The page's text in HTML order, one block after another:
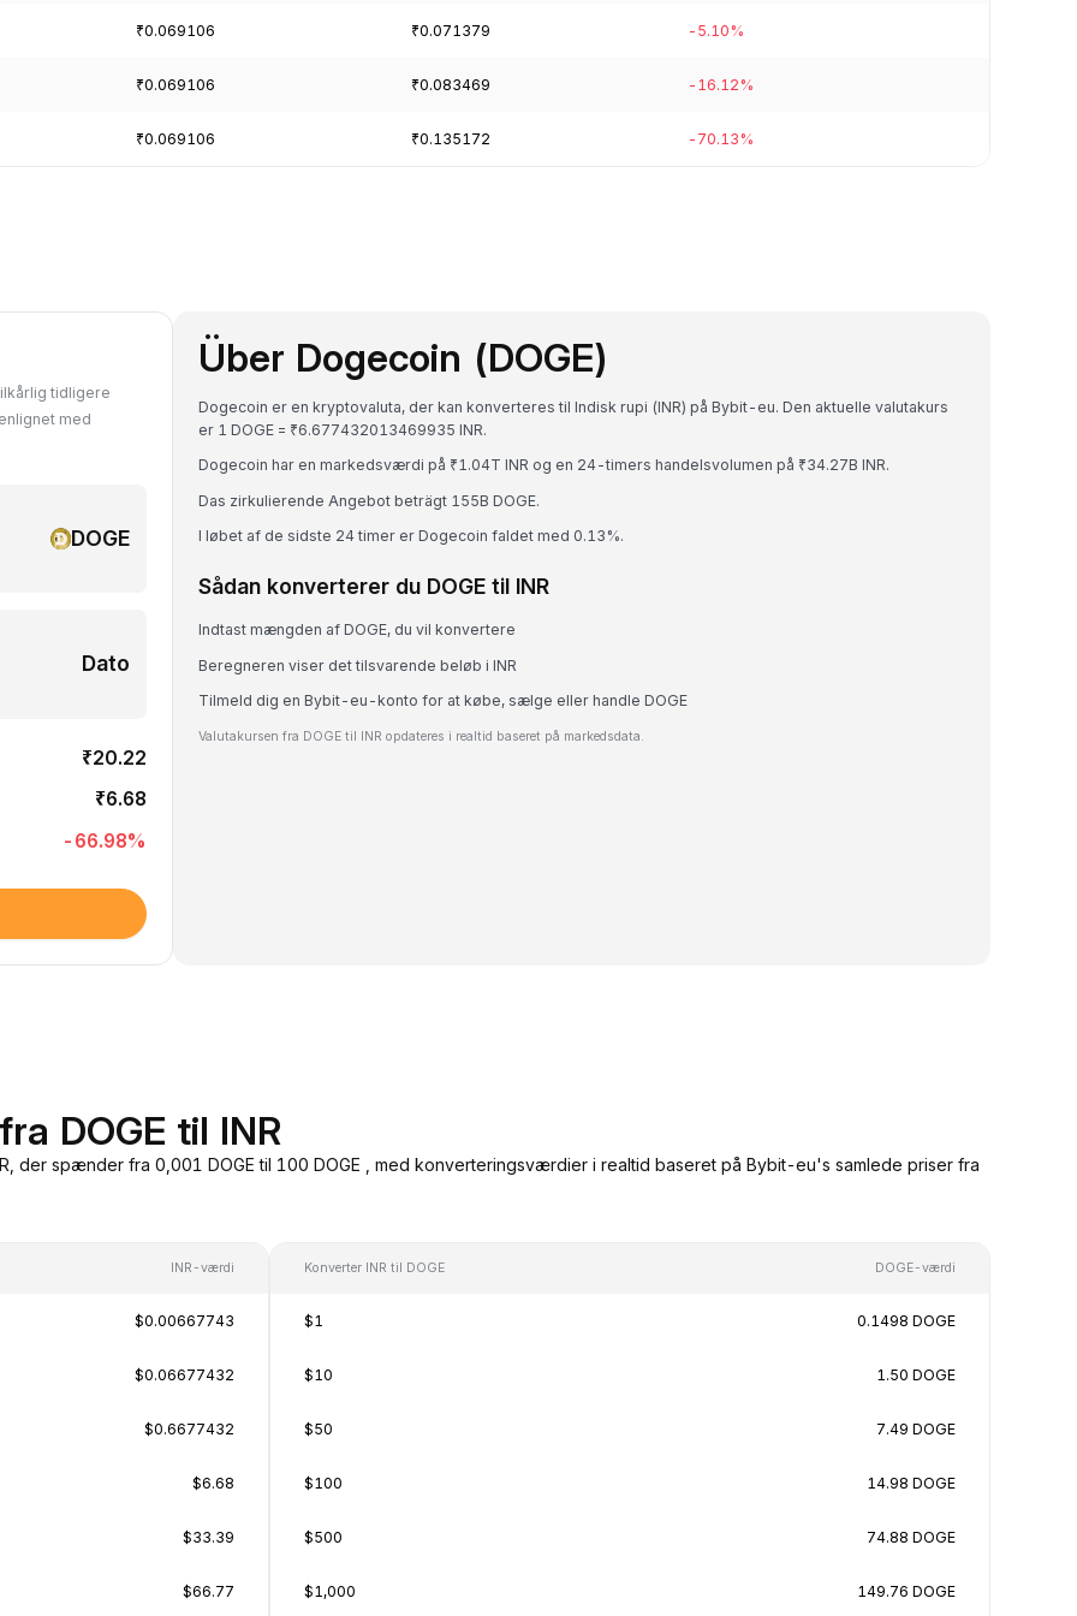
₹0.069106 ₹0.071379 -5.10%
₹0.069106 ₹0.083469 -16.12%
₹0.069106 ₹0.135172 -70.13%
tidligere
med
DOGE
Dato
₹20.22
₹6.68
-66.98%
Über Dogecoin (DOGE)
Dogecoin er en kryptovaluta, der kan konverteres til Indisk rupi (INR) på Bybit-eu. Den aktuelle valutakurs
er 1 DOGE = ₹6.677432013469935 INR.
Dogecoin har en markedsværdi på ₹1.04T INR og en 24-timers handelsvolumen på ₹34.27B INR.
Das zirkulierende Angebot beträgt 155B DOGE.
I løbet af de sidste 24 timer er Dogecoin faldet med 0.13%.
Sådan konverterer du DOGE til INR
Indtast mængden af DOGE, du vil konvertere
Beregneren viser det tilsvarende beløb i INR
Tilmeld dig en Bybit-eu-konto for at købe, sælge eller handle DOGE
Valutakursen fra DOGE til INR opdateres i realtid baseret på markedsdata.
DOGE til INR
der spænder fra 0,001 DOGE til 100 DOGE , med konverteringsværdier i realtid baseret på Bybit-eu's samlede priser fra
INR-værdi
$0.00667743
$0.06677432
$0.6677432
$6.68
$33.39
$66.77
Konverter INR til DOGE DOGE-værdi
$1 0.1498 DOGE
$10 1.50 DOGE
$50 7.49 DOGE
$100 14.98 DOGE
$500 74.88 DOGE
$1,000 149.76 DOGE